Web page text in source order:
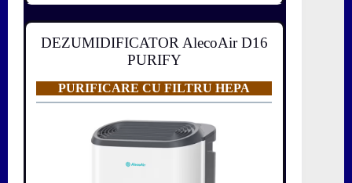
DEZUMIDIFICATOR AlecoAir D16
PURIFY
PURIFICARE CU FILTRU HEPA